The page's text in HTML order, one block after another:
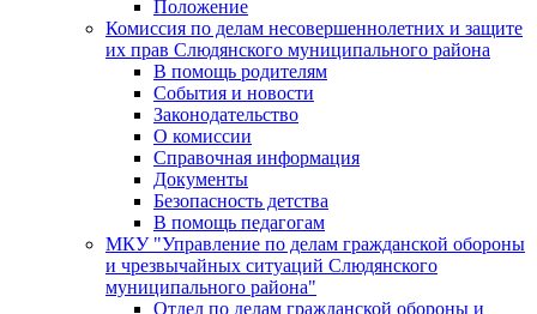
Положение
Комиссия по делам несовершеннолетних и защите
их прав Слюдянского муниципального района
В помощь родителям
События и новости
Законодательство
О комиссии
Справочная информация
Документы
Безопасность детства
В помощь педагогам
МКУ "Управление по делам гражданской обороны
и чрезвычайных ситуаций Слюдянского
муниципального района"
Отдел по делам гражданской обороны и